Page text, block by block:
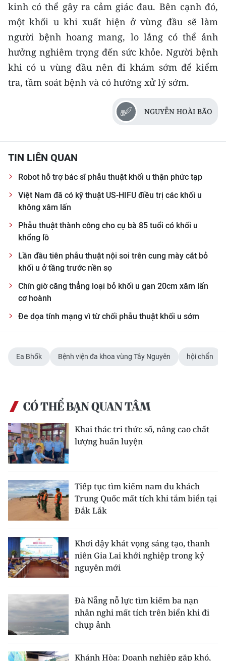
TIN ĐỊA PHƯƠNG
Trung du và miền núi phía Bắc
Đồng bằng sông Hồng
Bắc Trung Bộ
Duyên hải Nam Trung Bộ và Tây
Đông Nam Bộ
Đồng bằng sông Cửu Long
Chuyên trang Hà Nội
Chuyên trang TP. Hồ Chí Minh
CHUYÊN ĐỀ
CÁC CHUYÊN TRANG
VỀ BÁO NHÂN DÂN
THỜI NAY
NHÂN DÂN HẰNG THÁNG
ĐỌC BÁO IN
ENGLISH
中文
FRANÇAIS
РУССКИЙ
ESPAÑOL
한국어
kinh có thể gây ra cảm giác đau. Bên cạnh đó,
một khối u khi xuất hiện ở vùng đầu sẽ làm
người bệnh hoang mang, lo lắng có thể ảnh
hưởng nghiêm trọng đến sức khỏe. Người bệnh
khi có u vùng đầu nên đi khám sớm để kiểm
tra, tầm soát bệnh và có hướng xử lý sớm.
NGUYỄN HOÀI BÃO
TIN LIÊN QUAN
Robot hỗ trợ bác sĩ phẫu thuật khối u thận phức tạp
Việt Nam đã có kỹ thuật US-HIFU điều trị các khối u
không xâm lấn
Phẫu thuật thành công cho cụ bà 85 tuổi có khối u
khổng lồ
Lần đầu tiên phẫu thuật nội soi trên cung mày cắt bỏ
khối u ở tầng trước nền sọ
Chín giờ căng thẳng loại bỏ khối u gan 20cm xâm lấn
cơ hoành
Đe dọa tính mạng vì từ chối phẫu thuật khối u sớm
Ea Bhốk Bệnh viện đa khoa vùng Tây Nguyên hội chẩn
CÓ THỂ BẠN QUAN TÂM
Khai thác tri thức số, nâng cao chất
lượng huấn luyện
Tiếp tục tìm kiếm nam du khách
Trung Quốc mất tích khi tắm biển tại
Đắk Lắk
Khơi dậy khát vọng sáng tạo, thanh
niên Gia Lai khởi nghiệp trong kỷ
nguyên mới
Đà Nẵng nỗ lực tìm kiếm ba nạn
nhân nghi mất tích trên biển khi đi
chụp ảnh
Khánh Hòa: Doanh nghiệp gặp khó,